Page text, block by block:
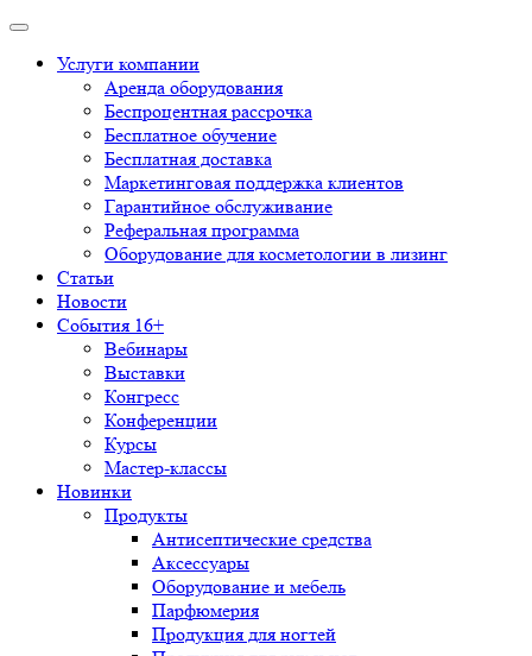
Услуги компании
Аренда оборудования
Беспроцентная рассрочка
Бесплатное обучение
Бесплатная доставка
Маркетинговая поддержка клиентов
Гарантийное обслуживание
Реферальная программа
Оборудование для косметологии в лизинг
Статьи
Новости
События 16+
Вебинары
Выставки
Конгресс
Конференции
Курсы
Мастер-классы
Новинки
Продукты
Антисептические средства
Аксессуары
Оборудование и мебель
Парфюмерия
Продукция для ногтей